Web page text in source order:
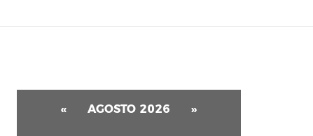
« AGOSTO 2026 »